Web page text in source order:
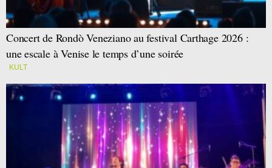
Concert de Rondò Veneziano au festival Carthage 2026 :
une escale à Venise le temps d’une soirée
KULT